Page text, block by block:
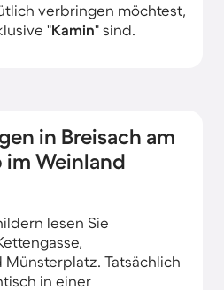
verbringen möchtest,
"Kamin" sind.
in Breisach am
im Weinland
lesen Sie
Münsterplatz. Tatsächlich
in einer